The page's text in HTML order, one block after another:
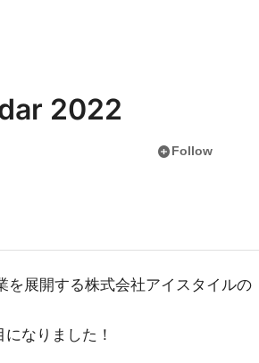
2022
add_circleFollow
を展開する株式会社アイスタイルの
なりました！